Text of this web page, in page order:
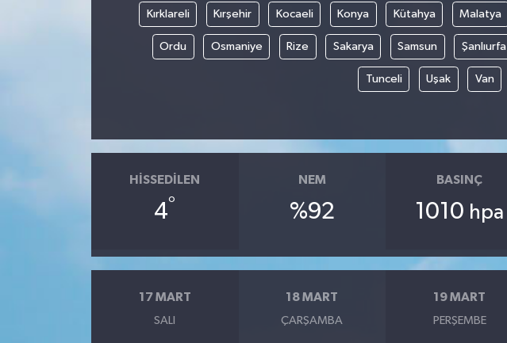
Kırklareli Kırşehir Kocaeli Konya Kütahya Malatya
Ordu Osmaniye Rize Sakarya Samsun Şanlıurfa
Tunceli Uşak Van
HISSEDILEN
4°
NEM
%92
BASINÇ
1010 hpa
17 MART
SALI
18 MART
ÇARŞAMBA
19 MART
PERŞEMBE